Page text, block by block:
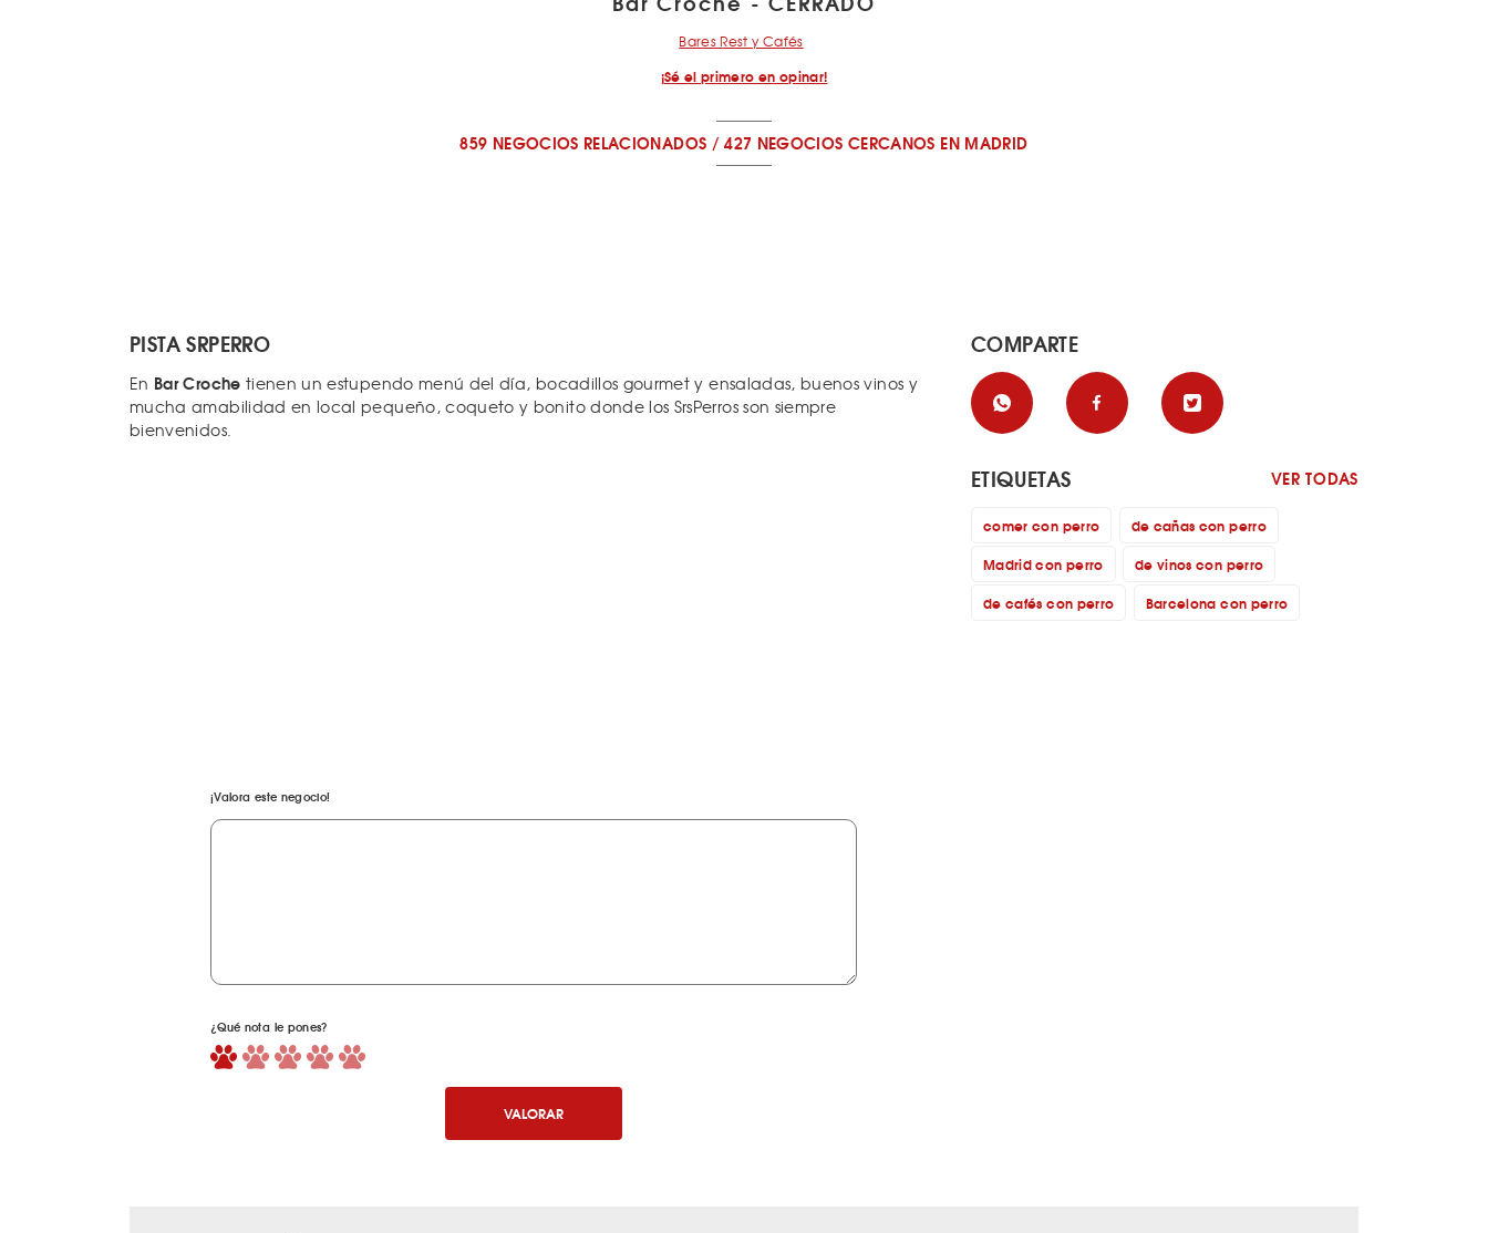
Bares Rest y Cafés
¡Sé el primero en opinar!
859 NEGOCIOS RELACIONADOS /427 NEGOCIOS CERCANOS EN MADRID
PISTA SRPERRO
En Bar Croche tienen un estupendo menú del día, bocadillos gourmet y ensaladas, buenos vinos y
mucha amabilidad en local pequeño, coqueto y bonito donde los SrsPerros son siempre
bienvenidos.
¡Valora este negocio!
¿Qué nota le pones?
VALORAR
COMPARTE
ETIQUETAS VER TODAS
comer con perro
de cañas con perro
Madrid con perro
de vinos con perro
de cafés con perro
Barcelona con perro